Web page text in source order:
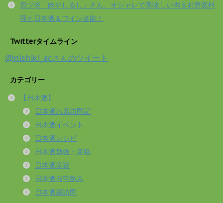
四ツ谷「肉やしるし」さん、オシャレで美味しい肉＆お野菜料
理と日本酒＆ワイン堪能！
Twitterタイムライン
@nishiki_acさんのツイート
カテゴリー
【日本酒】
日本酒お店訪問記
日本酒イベント
日本酒レシピ
日本酒勉強・資格
日本酒美容
日本酒自宅飲み
日本酒蔵訪問